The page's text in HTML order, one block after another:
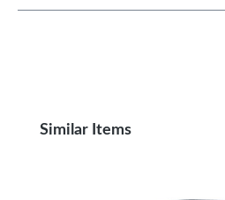
Produktgalerie überspringen
Similar Items